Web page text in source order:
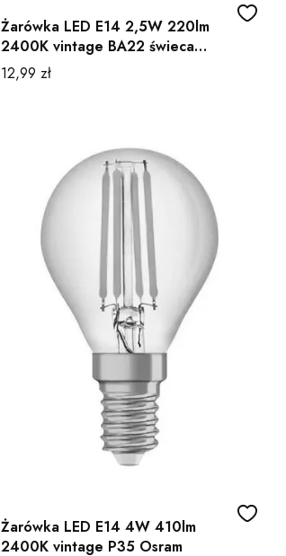
Żarówka LED E14 2,5W 220lm
2400K vintage BA22 świeca
Osram
Cena
12,99 zł
Żarówka LED E14 4W 410lm
2400K vintage P35 Osram